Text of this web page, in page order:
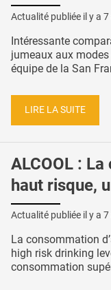
Actualité publiée il y a 7
Intéressante
jumeaux aux
équipe de la San
LIRE LA SUITE
ALCOOL :
haut risque,
Actualité publiée il y a 7
La consommation
high risk drinking
consommation